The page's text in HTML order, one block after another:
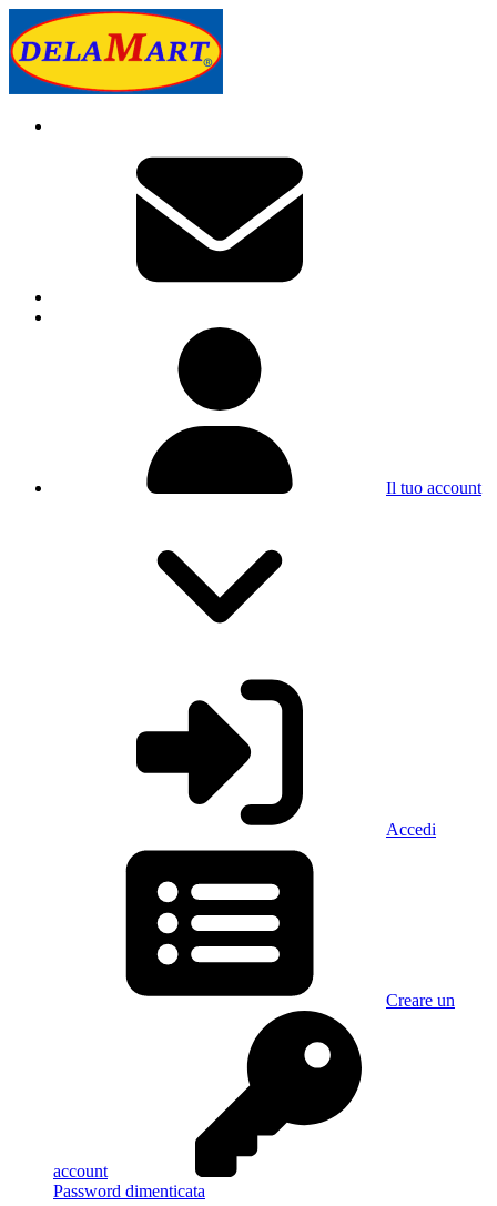
Il tuo account
Accedi
Creare un
account
Password dimenticata